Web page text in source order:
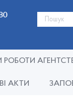
РОБОТИ
АКТИ